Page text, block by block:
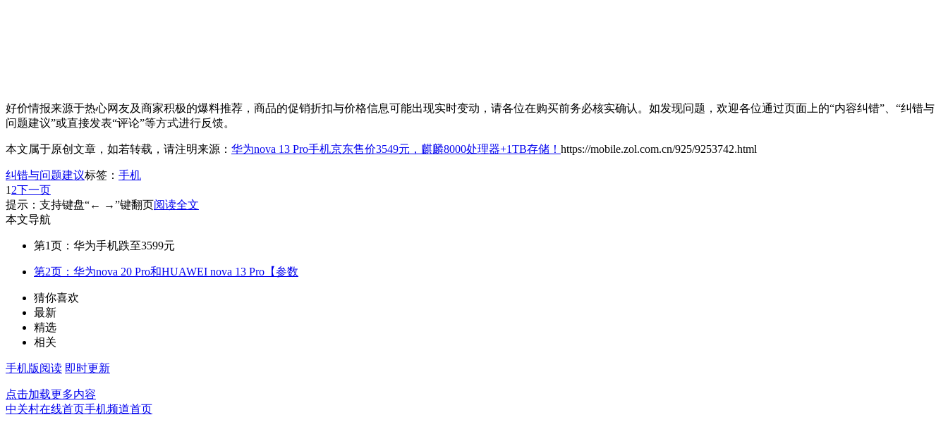
好价情报来源于热心网友及商家积极的爆料推荐，商品的促销折扣与价格信息可能出现实时变动，请各位在购买前务必核实确认。如发现问题，欢迎各位通过页面上的“内容纠错”、“纠错与
问题建议”或直接发表“评论”等方式进行反馈。
本文属于原创文章，如若转载，请注明来源： 华为nova 13 Pro手机京东售价3549元，麒麟8000处理器+1TB存储！ https://mobile.zol.com.cn/925/9253742.html
纠错与问题建议标签： 手机
1 2下一页
提示：支持键盘“← →”键翻页阅读全文
本文导航
第1页：华为手机跌至3599元
第2页：华为nova 20 Pro和HUAWEI nova 13 Pro【参数
猜你喜欢
最新
精选
相关
手机版阅读 即时更新
点击加载更多内容
中关村在线首页手机频道首页